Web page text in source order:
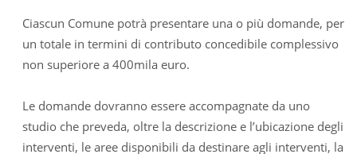
Ciascun Comune potrà presentare una o più domande, per
un totale in termini di contributo concedibile complessivo
non superiore a 400mila euro.
Le domande dovranno essere accompagnate da uno
studio che preveda, oltre la descrizione e l’ubicazione degli
interventi, le aree disponibili da destinare agli interventi, la